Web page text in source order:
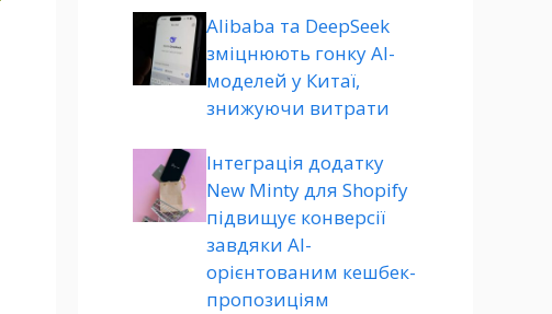
Alibaba та DeepSeek
зміцнюють гонку AI-
моделей у Китаї,
знижуючи витрати
Інтеграція додатку
New Minty для Shopify
підвищує конверсії
завдяки AI-
орієнтованим кешбек-
пропозиціям